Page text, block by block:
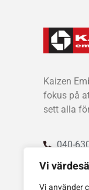
Vi
Vi använder
Kaizen
fokus på
sett alla
040-